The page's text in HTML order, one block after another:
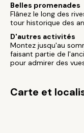
Belles promenades
Flânez le long des
tour historique des
D'autres activités
Montez jusqu'au
faisant partie de
pour admirer des
Carte et